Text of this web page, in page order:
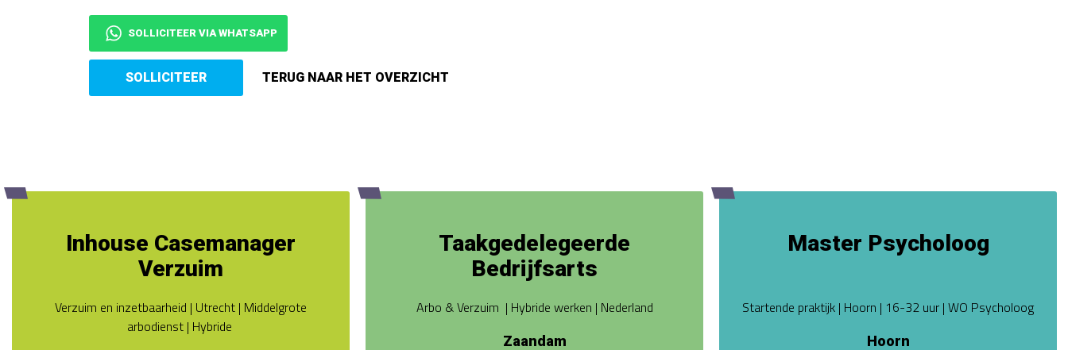
SOLLICITEER VIA WHATSAPP
Inhouse Casemanager
Verzuim
Verzuim en inzetbaarheid | Utrecht | Middelgrote
arbodienst | Hybride
Taakgedelegeerde
Bedrijfsarts
Arbo & Verzuim | Hybride werken | Nederland
Zaandam
Master Psycholoog
Startende praktijk | Hoorn | 16-32 uur | WO Psycholoog
Hoorn